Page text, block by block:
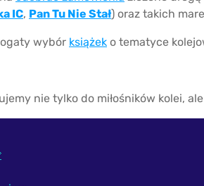
IC, Pan Tu Nie Stał) oraz takich
wybór książek o tematyce
nie tylko do miłośników kolei,